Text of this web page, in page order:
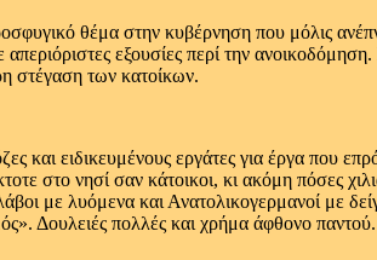
θέμα στην κυβέρνηση που μόλις
εξουσίες περί την
στέγαση των κατοίκων.
ειδικευμένους εργάτες για έργα που
στο νησί σαν κάτοικοι, κι ακόμη πόσες
με λυόμενα και Ανατολικογερμανοί με
πολλές και χρήμα άφθονο παντού.